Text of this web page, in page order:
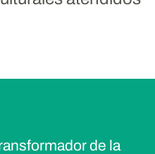
de la